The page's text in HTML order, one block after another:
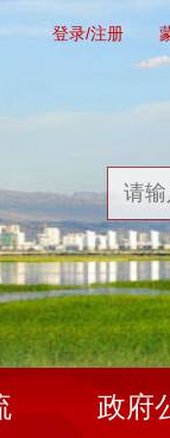
登录/注册
政府